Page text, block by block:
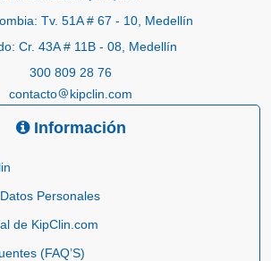
Tv. 51A # 67 - 10, Medellín
Cr. 43A # 11B - 08, Medellín
300 809 28 76
contacto
kipclin.com
Información
Personales
de KipClin.com
(FAQ’S)